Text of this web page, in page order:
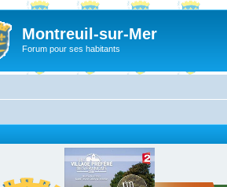
Montreuil-sur-Mer
Forum pour ses habitants